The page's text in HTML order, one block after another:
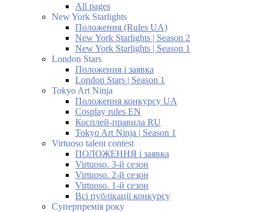
All pages
New York Starlights
Положення (Rules UA)
New York Starlights | Season 2
New York Starlights | Season 1
London Stars
Положення і заявка
London Stars | Season 1
Tokyo Art Ninja
Положення конкурсу UA
Cosplay rules EN
Косплей-правила RU
Tokyo Art Ninja | Season 1
Virtuoso talent contest
ПОЛОЖЕННЯ і заявка
Virtuoso. 3-й сезон
Virtuoso. 2-й сезон
Virtuoso. 1-й сезон
Всі публікації конкурсу
Суперпремія року